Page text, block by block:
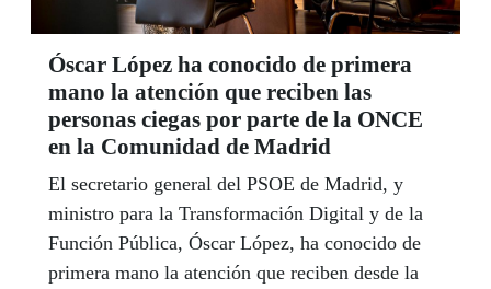
Óscar López ha conocido de primera
mano la atención que reciben las
personas ciegas por parte de la ONCE
en la Comunidad de Madrid
El secretario general del PSOE de Madrid, y
ministro para la Transformación Digital y de la
Función Pública, Óscar López, ha conocido de
primera mano la atención que reciben desde la